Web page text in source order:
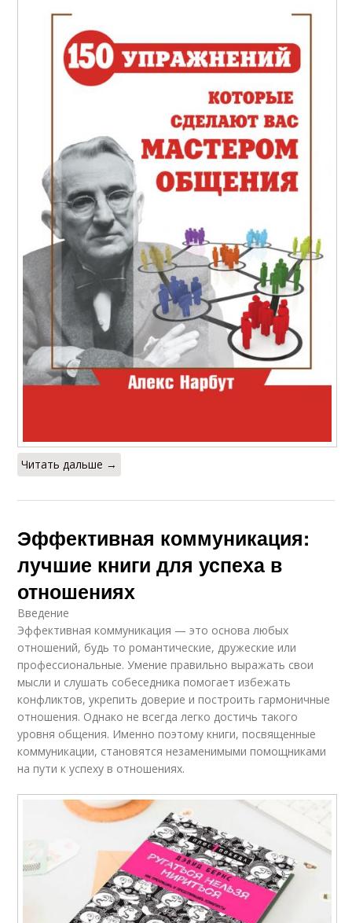
Читать дальше →
Эффективная коммуникация:
лучшие книги для успеха в
отношениях
Введение
Эффективная коммуникация — это основа любых
отношений, будь то романтические, дружеские или
профессиональные. Умение правильно выражать свои
мысли и слушать собеседника помогает избежать
конфликтов, укрепить доверие и построить гармоничные
отношения. Однако не всегда легко достичь такого
уровня общения. Именно поэтому книги, посвященные
коммуникации, становятся незаменимыми помощниками
на пути к успеху в отношениях.